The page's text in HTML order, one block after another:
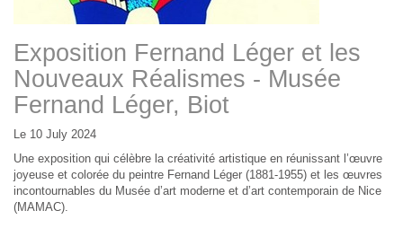
Exposition Fernand Léger et les
Nouveaux Réalismes - Musée
Fernand Léger, Biot
Le 10 July 2024
Une exposition qui célèbre la créativité artistique en réunissant l’œuvre
joyeuse et colorée du peintre Fernand Léger (1881-1955) et les œuvres
incontournables du Musée d’art moderne et d’art contemporain de Nice
(MAMAC).